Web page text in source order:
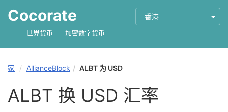
Cocorate 香港
世界货币 加密数字货币
家 AllianceBlock ALBT 为 USD
ALBT 换 USD 汇率